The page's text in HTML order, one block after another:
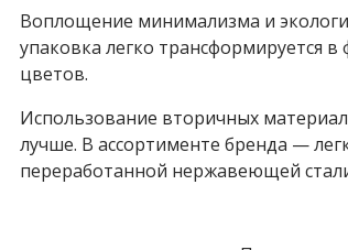
Воплощение минимализма и
упаковка легко трансформируется
цветов.
Использование вторичных
лучше. В ассортименте бренда —
переработанной нержавеющей